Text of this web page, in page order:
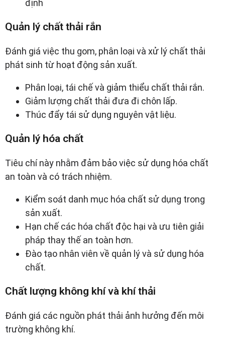
định
Quản lý chất thải rắn
Đánh giá việc thu gom, phân loại và xử lý chất thải
phát sinh từ hoạt động sản xuất.
Phân loại, tái chế và giảm thiểu chất thải rắn.
Giảm lượng chất thải đưa đi chôn lấp.
Thúc đẩy tái sử dụng nguyên vật liệu.
Quản lý hóa chất
Tiêu chí này nhằm đảm bảo việc sử dụng hóa chất
an toàn và có trách nhiệm.
Kiểm soát danh mục hóa chất sử dụng trong
sản xuất.
Hạn chế các hóa chất độc hại và ưu tiên giải
pháp thay thế an toàn hơn.
Đào tạo nhân viên về quản lý và sử dụng hóa
chất.
Chất lượng không khí và khí thải
Đánh giá các nguồn phát thải ảnh hưởng đến môi
trường không khí.